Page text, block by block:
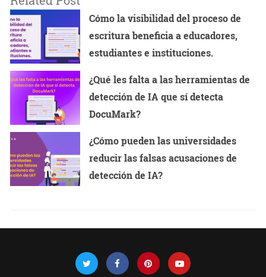
Cómo la visibilidad del proceso de
escritura beneficia a educadores,
estudiantes e instituciones.
¿Qué les falta a las herramientas de
detección de IA que sí detecta
DocuMark?
¿Cómo pueden las universidades
reducir las falsas acusaciones de
detección de IA?